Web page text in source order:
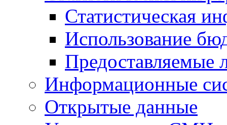
Статистическая
Использование
Предоставляемые
Информационные
Открытые данные